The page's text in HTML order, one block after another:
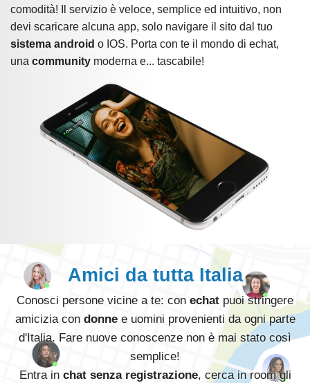
comodità! Il servizio è veloce, semplice ed intuitivo, non
devi scaricare alcuna app, solo navigare il sito dal tuo
sistema android o IOS. Porta con te il mondo di echat,
una community moderna e... tascabile!
Amici da tutta Italia
Conosci persone vicine a te: con echat puoi stringere
amicizia con donnee uomini provenienti da ogni parte
d'Italia. Fare nuove conoscenze non è mai stato così
semplice!
Entra in chat senza registrazione, cerca in room gli